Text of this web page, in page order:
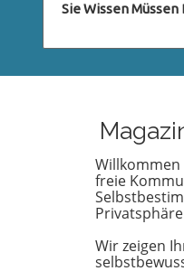
Sie Wissen Müssen
ständig weiter,
Entwicklungen
(Information
Office) im
die neue
Beschwerden im
Datenschutzes
Diese Regelungen
den
Willkommen
freie
Wir zeigen